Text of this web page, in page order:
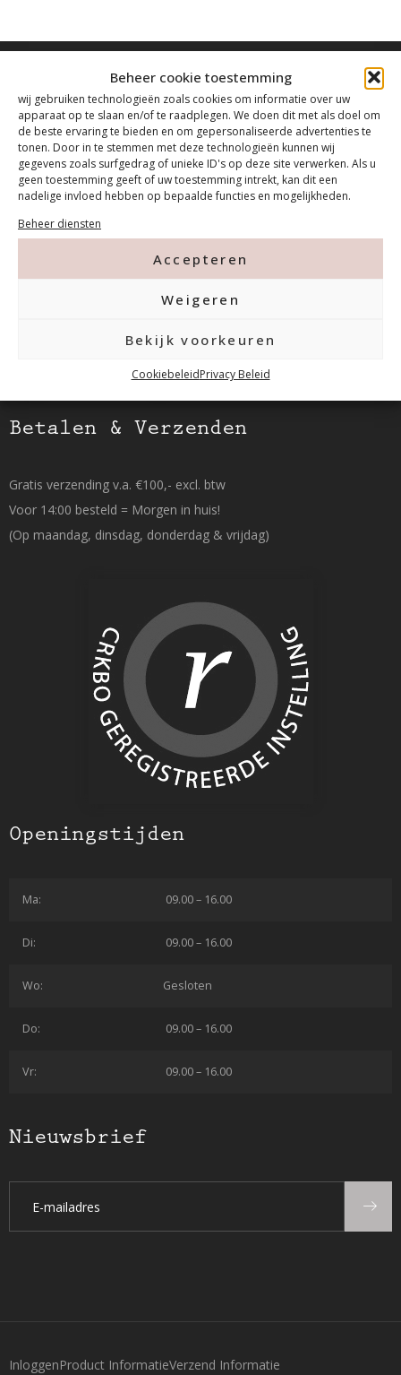
Beheer cookie toestemming
wij gebruiken technologieën zoals cookies om informatie over uw
apparaat op te slaan en/of te raadplegen. We doen dit met als doel om
de beste ervaring te bieden en om gepersonaliseerde advertenties te
tonen. Door in te stemmen met deze technologieën kunnen wij
gegevens zoals surfgedrag of unieke ID's op deze site verwerken. Als u
geen toestemming geeft of uw toestemming intrekt, kan dit een
nadelige invloed hebben op bepaalde functies en mogelijkheden.
Beheer diensten
Accepteren
Weigeren
Bekijk voorkeuren
CookiebeleidPrivacy Beleid
Contact
Tanthofdreef 7 2623 EW Delft
Betalen & Verzenden
Gratis verzending v.a. €100,- excl. btw
Voor 14:00 besteld = Morgen in huis!
(Op maandag, dinsdag, donderdag & vrijdag)
Openingstijden
Ma: 09.00 – 16.00
Di: 09.00 – 16.00
Wo: Gesloten
Do: 09.00 – 16.00
Vr: 09.00 – 16.00
Nieuwsbrief
InloggenProduct InformatieVerzend Informatie